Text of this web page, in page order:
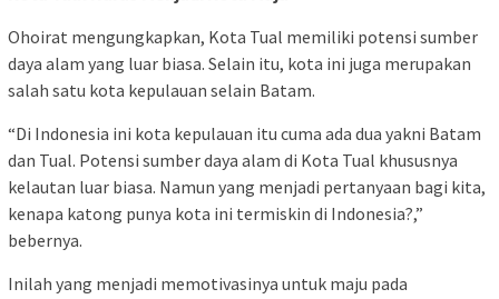
Ohoirat mengungkapkan, Kota Tual memiliki potensi sumber
daya alam yang luar biasa. Selain itu, kota ini juga merupakan
salah satu kota kepulauan selain Batam.
“Di Indonesia ini kota kepulauan itu cuma ada dua yakni Batam
dan Tual. Potensi sumber daya alam di Kota Tual khususnya
kelautan luar biasa. Namun yang menjadi pertanyaan bagi kita,
kenapa katong punya kota ini termiskin di Indonesia?,”
bebernya.
Inilah yang menjadi memotivasinya untuk maju pada